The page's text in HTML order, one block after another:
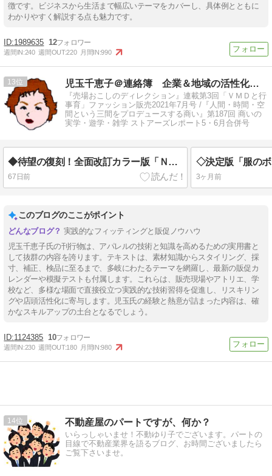
徴です。ビジネスから生活まで幅広いテーマをカバーし、具体例とともに
わかりやすく解説する点も魅力です。
1989635 12
週間IN:240 週間OUT:220 月間IN:990
13 児玉千恵子＠連絡簿 企業＆地域の活性化プロデューサー
『売場おこしのディレクション』連載第3回「ＶＭＤと行
事育」ファッション販売2021年7月号 /『人間・時間・空
間という三間をプロデュースする商い』第187回 商いの
実学・遊学・雑学 ストアーズレポート5・6月合併号
◆待望の復刻！全面改訂カラー版「ＮＥＷ 魅せるお店のＶＭＤ」発売！
67日前 3ヶ月前
このブログのここがポイント
実践的なフィッティングと販促ノウハウ
児玉千恵子氏の刊行物は、アパレルの技術と知識を高めるための実用書と
して抜群の内容を誇ります。テキストは、素材知識からスタイリング、採
寸、補正、検品に至るまで、多岐にわたるテーマを網羅し、最新の販促カ
レンダーや模擬テストも付属します。これらは、販売現場やアトリエ、学
校など、多様な場面で直接役立つ実践的な技術習得を促進し、リスキリン
グや店頭活性化に寄与します。児玉氏の経験と熱意が詰まった内容は、確
かなスキルアップの土台となるでしょう。
1124385 10
週間IN:230 週間OUT:180 月間IN:980
14 不動産屋のパートですが、何か？
いらっしゃいませ！不動ゆり子でございます。パートの
目線で不動産業界を語るブログ、お時間ございましたら
ご覧下さいませ。